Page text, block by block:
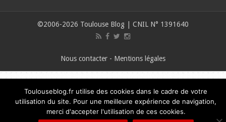
©2006-2026 Toulouse Blog | CNIL N° 1391640
Nous contacter - Mentions légales
Toulouseblog.fr utilise des cookies dans le cadre de votre
utilisation du site. Pour une meilleure expérience de navigation,
merci d'accepter l'utilisation de ces cookies.